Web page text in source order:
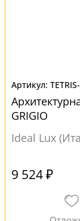
GRIGIO
Ideal Lux
9 524 ₽